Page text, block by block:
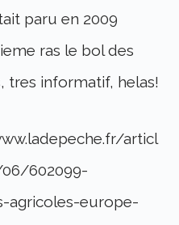
paru en 2009
ras le bol des
tres informatif, helas!
articl
602099-
agricoles-europe-